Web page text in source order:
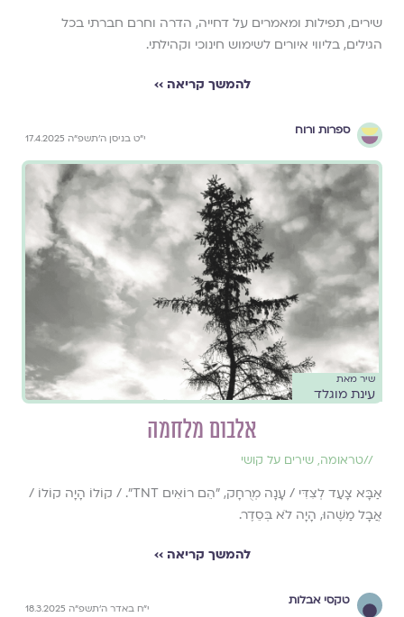
שירים, תפילות ומאמרים על דחייה, הדרה וחרם חברתי בכל
הגילים, בליווי איורים לשימוש חינוכי וקהילתי.
להמשך קריאה ››
ספרות ורוח
י״ט בניסן ה׳תשפ״ה 17.4.2025
שיר מאת
עינת מוגלד
אלבום מלחמה
//טראומה, שירים על קושי
אַבָּא צָעַד לְצִדִּי / עָנָה מְרֻחָק, "הֵם רוֹאִים TNT". / קוֹלוֹ הָיָה קוֹלוֹ /
אֲבָל מַשֶּׁהוּ, הָיָה לֹא בְּסֵדֶר.
להמשך קריאה ››
טקסי אבלות
י״ח באדר ה׳תשפ״ה 18.3.2025